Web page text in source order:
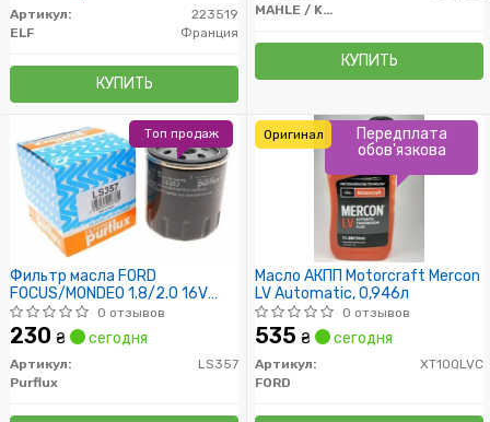
Артикул:
223519
ELF
Франция
КУПИТЬ
MAHLE / KNECHT
КУПИТЬ
Фильтр масла FORD
FOCUS/MONDEO 1.8/2.0 16V
11/02-
0 отзывов
230 ₴ сегодня
Артикул:
LS357
Purflux
Топ продаж
Масло АКПП Motorcraft Mercon
LV Automatic, 0,946л
0 отзывов
535 ₴ сегодня
Артикул:
XT10QLVC
FORD
Передплата
обов'язкова
Оригинал